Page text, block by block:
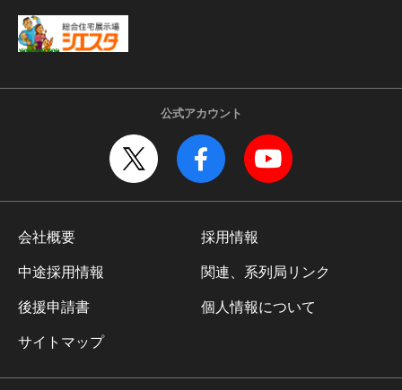
公式アカウント
会社概要 採用情報
中途採用情報 関連、系列局リンク
後援申請書 個人情報について
サイトマップ